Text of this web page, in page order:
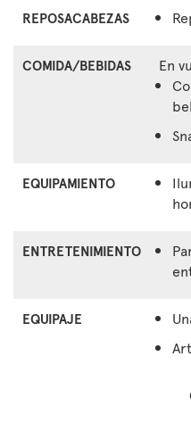
REPOSACABEZAS
COMIDA/BEBIDAS
En
EQUIPAMIENTO
ENTRETENIMIENTO
EQUIPAJE